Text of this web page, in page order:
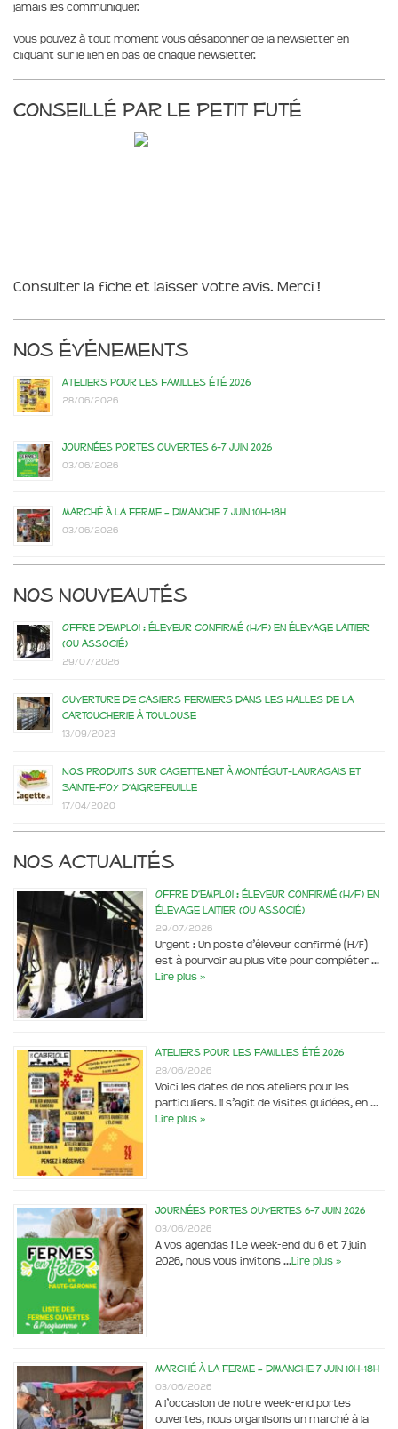
jamais les communiquer.
Vous pouvez à tout moment vous désabonner de la newsletter en
cliquant sur le lien en bas de chaque newsletter.
Conseillé par le Petit Futé
Consulter la fiche et laisser votre avis. Merci !
Nos événements
Ateliers pour les familles été 2026
28/06/2026
Journées portes ouvertes 6-7 juin 2026
03/06/2026
Marché à la ferme – dimanche 7 juin 10h-18h
03/06/2026
Nos nouveautés
Offre d’emploi : éleveur confirmé (H/F) en élevage laitier
(ou associé)
29/07/2026
Ouverture de casiers fermiers dans les Halles de la
Cartoucherie à Toulouse
13/09/2023
Nos produits sur Cagette.net à Montégut-Lauragais et
Sainte-Foy d’Aigrefeuille
17/04/2020
Nos actualités
Offre d’emploi : éleveur confirmé (H/F) en
élevage laitier (ou associé)
29/07/2026
Urgent : Un poste d’éleveur confirmé (H/F)
est à pourvoir au plus vite pour compléter …
Lire plus »
Ateliers pour les familles été 2026
28/06/2026
Voici les dates de nos ateliers pour les
particuliers. Il s’agit de visites guidées, en …
Lire plus »
Journées portes ouvertes 6-7 juin 2026
03/06/2026
A vos agendas ! Le week-end du 6 et 7 juin
2026, nous vous invitons …Lire plus »
Marché à la ferme – dimanche 7 juin 10h-18h
03/06/2026
A l’occasion de notre week-end portes
ouvertes, nous organisons un marché à la